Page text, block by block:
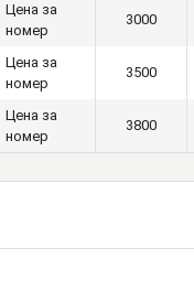
Цена за
номер
3000
Цена за
номер
3500
Цена за
номер
3800